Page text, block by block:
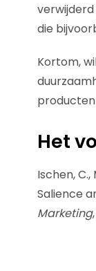
die
Kortom,
Het
Ischen, C.,
Salience
Marketing,